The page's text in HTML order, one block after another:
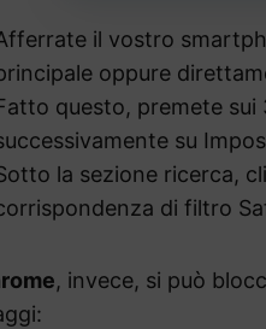
il vostro
oppure
questo, premete
su
la sezione ricerca,
di filtro
, invece, si può